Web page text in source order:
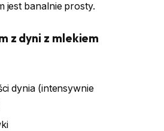
jest banalnie prosty.
z dyni z mlekiem
dynia (intensywnie